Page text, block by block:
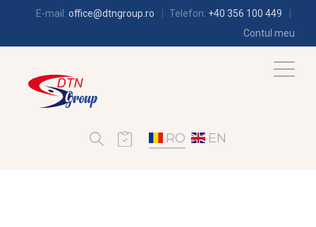
E-mail: office@dtngroup.ro Telefon: +40 356 100 449
Contul meu
RO EN